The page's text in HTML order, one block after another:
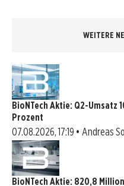
WEITERE
BioNTech Aktie: Q2-Umsatz
Prozent
07.08.2026, 17:19 • Andreas
BioNTech Aktie: 820,8